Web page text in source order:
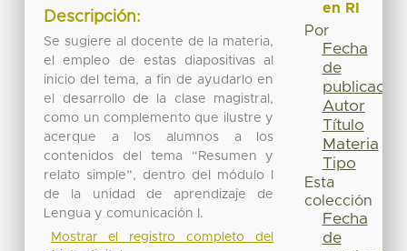
Descripción:
Se sugiere al docente de la materia,
el empleo de estas diapositivas al
inicio del tema, a fin de ayudarlo en
el desarrollo de la clase magistral,
como un complemento que ilustre y
acerque a los alumnos a los
contenidos del tema “Resumen y
relato simple”, dentro del módulo I
de la unidad de aprendizaje de
Lengua y comunicación I.
Mostrar el registro completo del
en RI
Por
Fecha
de
publicación
Autor
Título
Materia
Tipo
Esta
colección
Fecha
de